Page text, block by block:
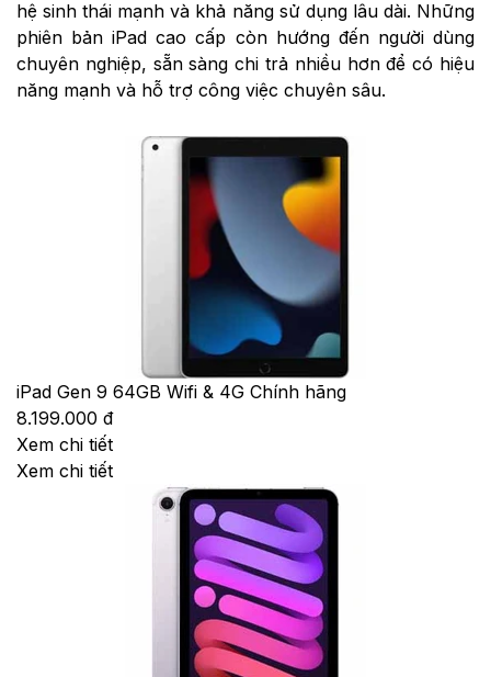
hệ sinh thái mạnh và khả năng sử dụng lâu dài. Những
phiên bản iPad cao cấp còn hướng đến người dùng
chuyên nghiệp, sẵn sàng chi trả nhiều hơn để có hiệu
năng mạnh và hỗ trợ công việc chuyên sâu.
iPad Gen 9 64GB Wifi & 4G Chính hãng
8.199.000 đ
Xem chi tiết
Xem chi tiết